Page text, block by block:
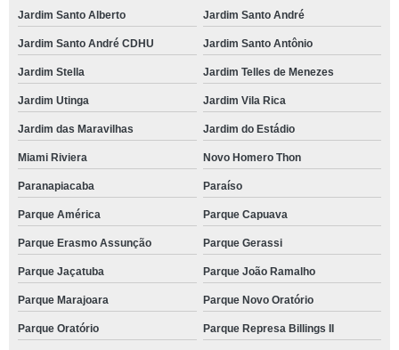
Jardim Santo Alberto Jardim Santo André
Jardim Santo André CDHU Jardim Santo Antônio
Jardim Stella Jardim Telles de Menezes
Jardim Utinga Jardim Vila Rica
Jardim das Maravilhas Jardim do Estádio
Miami Riviera Novo Homero Thon
Paranapiacaba Paraíso
Parque América Parque Capuava
Parque Erasmo Assunção Parque Gerassi
Parque Jaçatuba Parque João Ramalho
Parque Marajoara Parque Novo Oratório
Parque Oratório Parque Represa Billings II